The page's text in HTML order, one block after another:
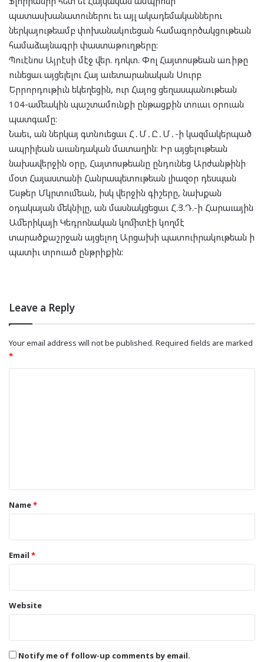
պատասխանատուներու եւ այլ ակադեմականներու
ներկայութեամբ փոխանակուեցան համագործակցութեան
համաձայնագրի փաստաթուղթերը:
Պուէնոս Այրէսի մէջ վեր. դոկտ. Փոլ Հայտոսթեան առիթը
ունեցաւ այցելելու Հայ աւետարանական Սուրբ
Երրորդութիւն եկեղեցին, ուր Հայոց ցեղասպանութեան
104-ամեակին պաշտամունքի ընթացքին տուաւ օրուան
պատգամը:
Նաեւ, ան ներկայ գտնուեցաւ Հ․Մ․Ը․Մ․-ի կազմակերպած
ապրիլեան աւանդական մատաղին: Իր այցելութեան
նախավերջին օրը, Հայտոսթեանը ընդունեց Արժանթինի
մօտ Հայաստանի Հանրապետութեան լիազօր դեսպան
Եսթեր Մկրտումեան, իսկ վերջին գիշերը, նախքան
օդակայան մեկնիլը, ան մասնակցեցաւ Հ.Յ.Դ.-ի Հարաւային
Ամերիկայի Կեդրոնական կոմիտէի կողմէ
տարածքաշրջան այցելող Արցախի պատուիրակութեան ի
պատիւ տրուած ընթրիքին:
Leave a Reply
Your email address will not be published. Required fields are marked
*
*Name*
Email *
Website
Notify me of follow-up comments by email.